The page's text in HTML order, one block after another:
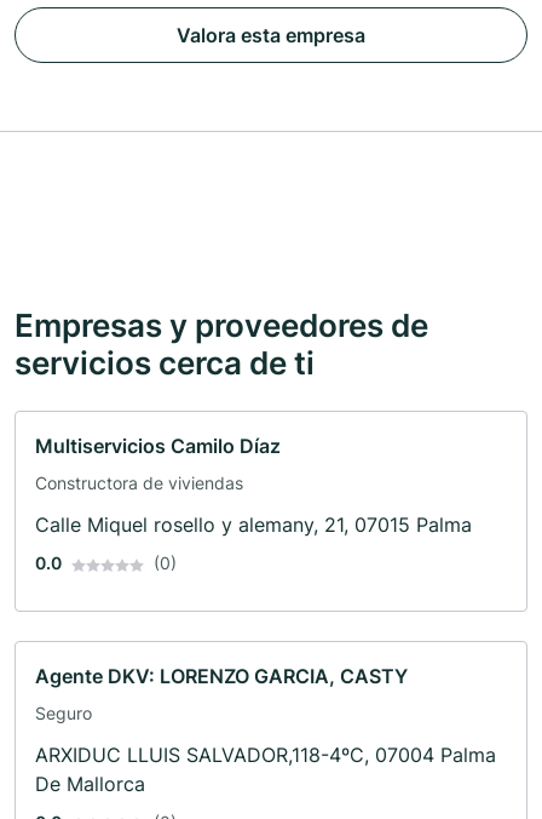
Valora esta empresa
Empresas y proveedores de
servicios cerca de ti
Multiservicios Camilo Díaz
Constructora de viviendas
Calle Miquel rosello y alemany, 21, 07015 Palma
0.0 (0)
Agente DKV: LORENZO GARCIA, CASTY
Seguro
ARXIDUC LLUIS SALVADOR,118-4ºC, 07004 Palma
De Mallorca